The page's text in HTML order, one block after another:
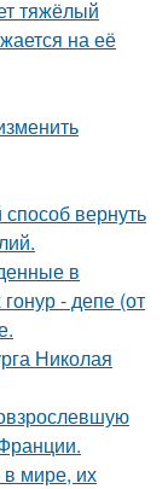
тяжёлый
на её
вернуть
в
- депе (от
Николая
мире, их